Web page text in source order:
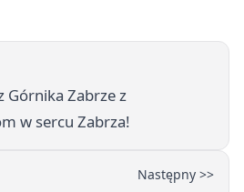
Górnika Zabrze z
w sercu Zabrza!
Następny >>